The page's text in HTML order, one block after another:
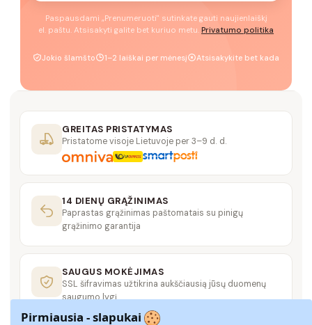
Paspausdami „Prenumeruoti" sutinkate gauti naujienlaiškį
el. paštu. Atsisakyti galite bet kuriuo metu. Privatumo politika
Jokio šlamšto 1–2 laiškai per mėnesį Atsisakykite bet kada
GREITAS PRISTATYMAS
Pristatome visoje Lietuvoje per 3–9 d. d.
14 DIENŲ GRĄŽINIMAS
Paprastas grąžinimas paštomatais su pinigų
grąžinimo garantija
SAUGUS MOKĖJIMAS
SSL šifravimas užtikrina aukščiausią jūsų duomenų
saugumo lygį
Pirmiausia - slapukai